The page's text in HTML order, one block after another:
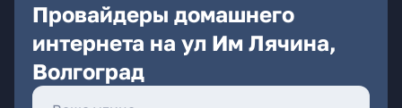
Провайдеры домашнего
интернета на ул Им Лячина,
Волгоград